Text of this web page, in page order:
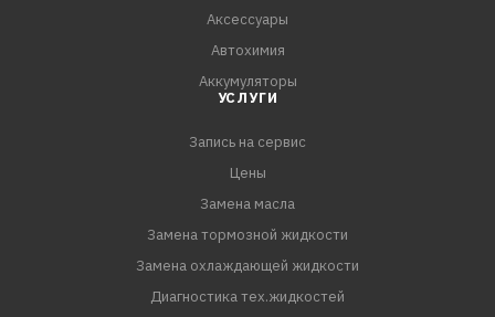
Аксессуары
Автохимия
Аккумуляторы
УСЛУГИ
Запись на сервис
Цены
Замена масла
Замена тормозной жидкости
Замена охлаждающей жидкости
Диагностика тех.жидкостей